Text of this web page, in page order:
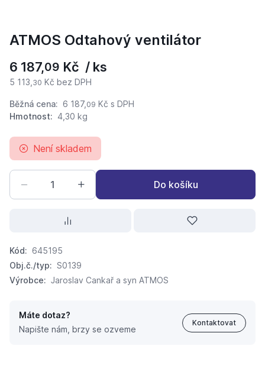
ATMOS Odtahový ventilátor
6 187,09 Kč / ks
5 113, 30 Kč bez DPH
Běžná cena: 6 187, 09 Kč s DPH
Hmotnost: 4,30 kg
Není skladem
Do košíku
Kód: 645195
Obj.č./typ: S0139
Výrobce: Jaroslav Cankař a syn ATMOS
Máte dotaz?
Napište nám, brzy se ozveme
Kontaktovat